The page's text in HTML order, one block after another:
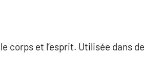
corps et l’esprit. Utilisée dans de